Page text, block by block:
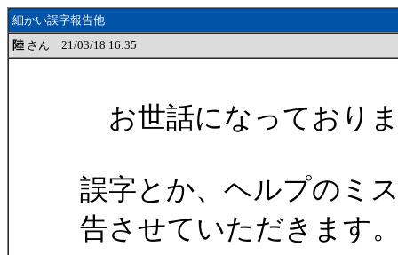
細かい誤字報告他
陸 さん 21/03/18 16:35
お世話になっており
誤字とか、ヘルプのミ
告させていただきます